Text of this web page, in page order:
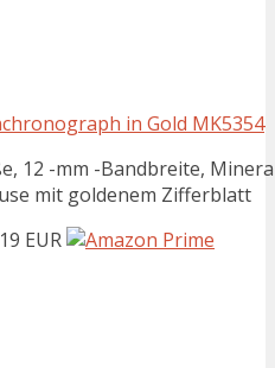
in Gold MK5354
12 -mm -Bandbreite,
mit goldenem Zifferblatt
EUR